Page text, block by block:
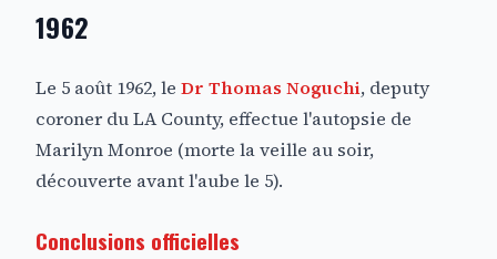
1962
Le 5 août 1962, le Dr Thomas Noguchi, deputy
coroner du LA County, effectue l'autopsie de
Marilyn Monroe (morte la veille au soir,
découverte avant l'aube le 5).
Conclusions officielles